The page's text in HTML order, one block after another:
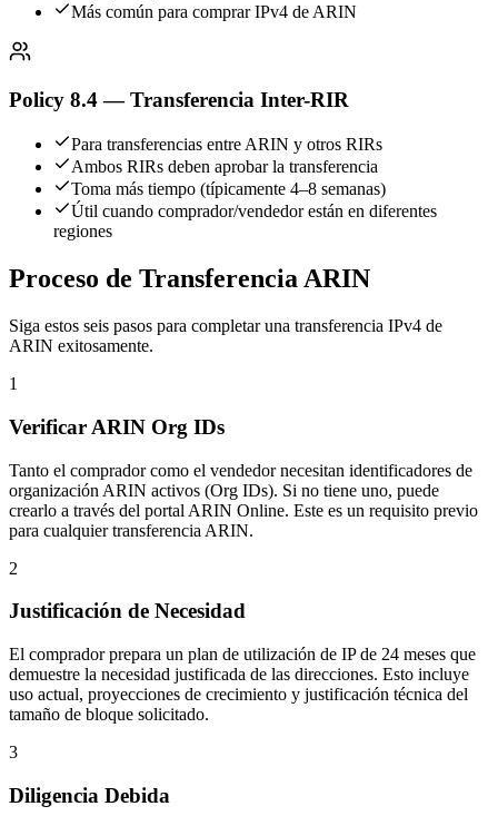
Más común para comprar IPv4 de ARIN
Policy 8.4 — Transferencia Inter-RIR
Para transferencias entre ARIN y otros RIRs
Ambos RIRs deben aprobar la transferencia
Toma más tiempo (típicamente 4–8 semanas)
Útil cuando comprador/vendedor están en diferentes
regiones
Proceso de Transferencia ARIN
Siga estos seis pasos para completar una transferencia IPv4 de
ARIN exitosamente.
1
Verificar ARIN Org IDs
Tanto el comprador como el vendedor necesitan identificadores de
organización ARIN activos (Org IDs). Si no tiene uno, puede
crearlo a través del portal ARIN Online. Este es un requisito previo
para cualquier transferencia ARIN.
2
Justificación de Necesidad
El comprador prepara un plan de utilización de IP de 24 meses que
demuestre la necesidad justificada de las direcciones. Esto incluye
uso actual, proyecciones de crecimiento y justificación técnica del
tamaño de bloque solicitado.
3
Diligencia Debida